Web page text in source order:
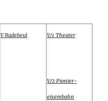
V Radebeul V/1 Theater
V/2 Pionier-
eisembahn